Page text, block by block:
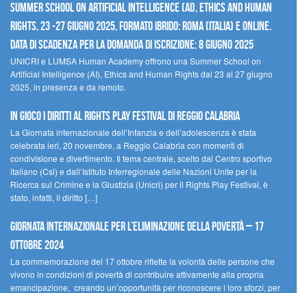
Summer School on Artificial Intelligence (AI), Ethics and Human
Rights, 23 -27 giugno 2025, Formato Ibrido: Roma (Italia) e online.
Data di scadenza per la domanda di iscrizione: 8 giugno 2025
UNICRI e LUMSA Human Academy offrono una Summer School on
Artificial Intelligence (AI), Ethics and Human Rights dal 23 al 27 giugno
2025, in presenza e da remoto.
In gioco i diritti al Rights Play Festival di Reggio Calabria
La Giornata internazionale dell’Infanzia e dell’adolescenza è stata
celebrata ieri, 20 novembre, a Reggio Calabria con momenti di
condivisione e divertimento. Il tema centrale, scelto dal Centro sportivo
italiano (Csi) e dall’Istituto Interregionale delle Nazioni Unite per la
Ricerca sul Crimine e la Giustizia (Unicri) per il Rights Play Festival, è
stato, infatti, il diritto […]
Giornata internazionale per l’eliminazione della povertà – 17
ottobre 2024
La commemorazione del 17 ottobre riflette la volontà delle persone che
vivono in condizioni di povertà di contribuire attivamente alla propria
emancipazione, creando un’opportunità per riconoscere i loro sforzi, per